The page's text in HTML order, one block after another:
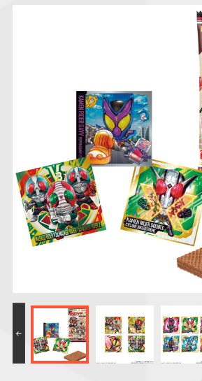
PROJECT R.E.D.・
スーパー戦隊シリー
ズ
ポケットモンスター
つりグミ SMPシリーズ